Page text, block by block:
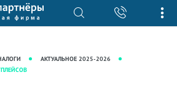
АКТУАЛЬНОЕ 2025-2026